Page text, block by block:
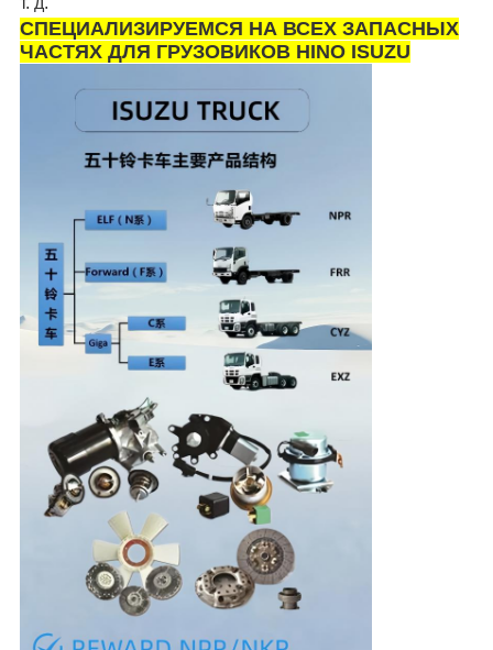
СПЕЦИАЛИЗИРУЕМСЯ НА ВСЕХ ЗАПАСНЫХ
ЧАСТЯХ ДЛЯ ГРУЗОВИКОВ HINO ISUZU